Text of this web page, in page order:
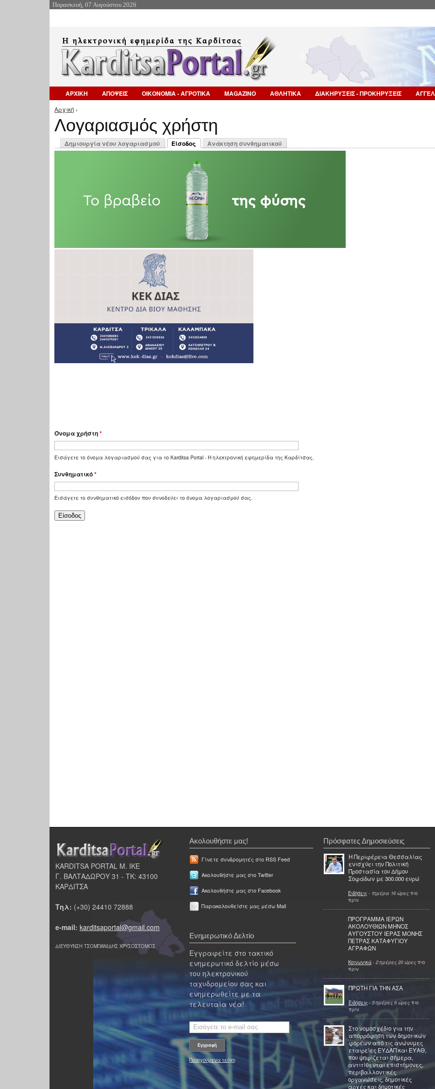
Παρασκευή, 07 Αυγούστου 2026
ΑΡΧΙΚΗ ΑΠΟΨΕΙΣ ΟΙΚΟΝΟΜΙΑ - ΑΓΡΟΤΙΚΑ MAGAZINO ΑΘΛΗΤΙΚΑ ΔΙΑΚΗΡΥΞΕΙΣ - ΠΡΟΚΗΡΥΞΕΙΣ
Είστε εδώ
Αρχική ›
Λογαριασμός χρήστη
Πρωτεύουσες καρτέλες
Δημιουργία νέου λογαριασμού
Είσοδος
(ενεργή καρτέλα)
Ανάκτηση συνθηματικού
Όνομα χρήστη*
Εισάγετε το όνομα λογαριασμού σας για το Karditsa Portal - Η ηλεκτρονική εφημερίδα της Καρδίτσας.
Συνθηματικό*
Εισάγετε το συνθηματικό εισόδου που συνοδεύει το όνομα λογαριασμού σας.
KARDITSA PORTAL Μ. ΙΚΕ
Γ. ΒΑΛΤΑΔΩΡΟΥ 31 - ΤΚ: 43100
ΚΑΡΔΙΤΣΑ
Τηλ: (+30) 24410 72888
e-mail: karditsaportal@gmail.com
ΔΙΕΥΘΥΝΣΗ ΤΣΟΜΠΑΝΙΔΗΣ ΧΡΥΣΟΣΤΟΜΟΣ
Ακολουθήστε μας!
Γίνετε συνδρομητές στο RSS Feed
Ακολουθήστε μας στο Twitter
Ακολουθήστε μας στο Facebook
Παρακολουθείστε μας μέσω Mail
Ενημερωτικό Δελτίο
Εγγραφείτε στο τακτικό
ενημερωτικό δελτίο μέσω
του ηλεκτρονικού
ταχυδρομείου σας και
ενημερωθείτε με τα
τελευταία νέα!
Προηγούμενα τεύχη
Πρόσφατες Δημοσιεύσεις
Η Περιφέρεια Θεσσαλίας
ενισχύει την Πολιτική
Προστασία του Δήμου
Σοφάδων με 300.000 ευρώ
Ειδήσεις - 1ημέρα 16 ώρες πιο
πριν
ΠΡΟΓΡΑΜΜΑ ΙΕΡΩΝ
ΑΚΟΛΟΥΘΙΩΝ ΜΗΝΟΣ
ΑΥΓΟΥΣΤΟΥ ΙΕΡΑΣ ΜΟΝΗΣ
ΠΕΤΡΑΣ ΚΑΤΑΦΥΓΙΟΥ
ΑΓΡΑΦΩΝ
Κοινωνικά - 2 ημέρες 20 ώρες πιο
πριν
ΠΡΩΤΗ ΓΙΑ ΤΗΝ ΑΣΑ
Ειδήσεις - 3 ημέρες 6 ώρες πιο
πριν
Στο νομοσχέδιο για την
απορρόφηση των δημοτικών
φορέων από τις ανώνυμες
εταιρείες ΕΥΔΑΠ και ΕΥΑΘ,
που ψηφίζεται σήμερα,
αντιτίθενται επιστήμονες,
περιβαλλοντικές
οργανώσεις, δημοτικές
αρχές και δημοτικές